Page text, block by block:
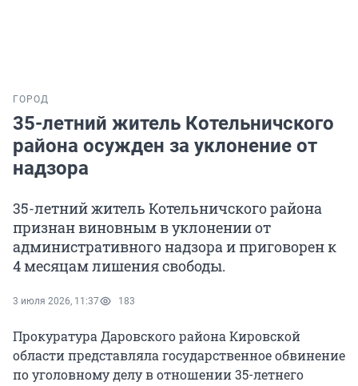
ГОРОД
35-летний житель Котельничского
района осужден за уклонение от
надзора
35-летний житель Котельничского района
признан виновным в уклонении от
административного надзора и приговорен к
4 месяцам лишения свободы.
3 июля 2026, 11:37 183
Прокуратура Даровского района Кировской
области представляла государственное обвинение
по уголовному делу в отношении 35-летнего